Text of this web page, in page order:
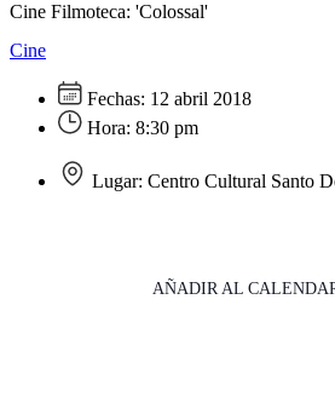
Cine Filmoteca: 'Colossal'
Cine
Fechas: 12 abril 2018
Hora: 8:30 pm
Lugar: Centro Cultural Santo
AÑADIR AL